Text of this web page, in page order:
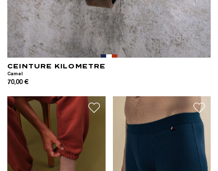
CEINTURE KILOMETRE
Camel
70,00 €